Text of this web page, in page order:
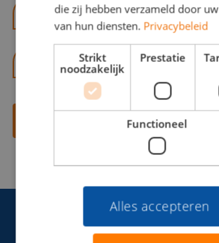
benno@viajou.nl
06 13 28 62 71
Contact opnemen
die zij hebben verzameld door
van hun diensten. Privacybeleid
Strikt
noodzakelijk
Prestatie
Functioneel
Alles accepteren